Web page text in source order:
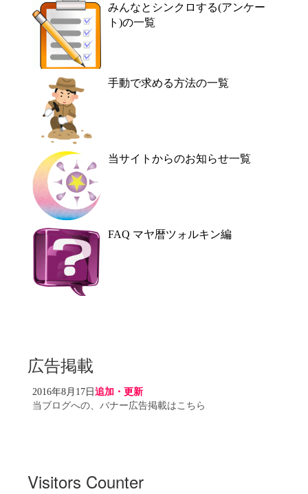
みんなとシンクロする(アンケー
ト)の一覧
手動で求める方法の一覧
当サイトからのお知らせ一覧
FAQ マヤ暦ツォルキン編
広告掲載
2016年8月17日追加・更新
当ブログへの、バナー広告掲載はこちら
Visitors Counter